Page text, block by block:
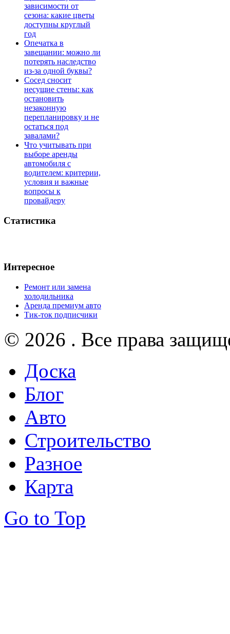
зависимости от
сезона: какие цветы
доступны круглый
год
Опечатка в
завещании: можно ли
потерять наследство
из-за одной буквы?
Сосед сносит
несущие стены: как
остановить
незаконную
перепланировку и не
остаться под
завалами?
Что учитывать при
выборе аренды
автомобиля с
водителем: критерии,
условия и важные
вопросы к
провайдеру
Статистика
Интересное
Ремонт или замена
холодильника
Аренда премиум авто
Тик-ток подписчики
© 2026 . Все права
Доска
Блог
Авто
Строительство
Разное
Карта
Go to Top